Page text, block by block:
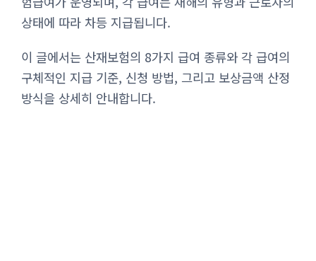
상태에 따라 차등 지급됩니다.
이 글에서는 산재보험의 8가지 급여 종류와 각 급여의
구체적인 지급 기준, 신청 방법, 그리고 보상금액 산정
방식을 상세히 안내합니다.